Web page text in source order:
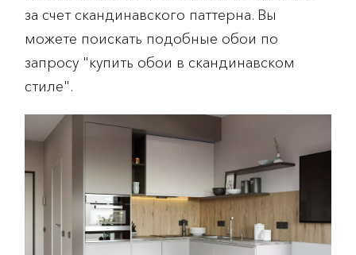
за счет скандинавского паттерна. Вы
можете поискать подобные обои по
запросу "купить обои в скандинавском
стиле".